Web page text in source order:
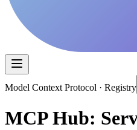
Model Context Protocol · Registry
MCP Hub: